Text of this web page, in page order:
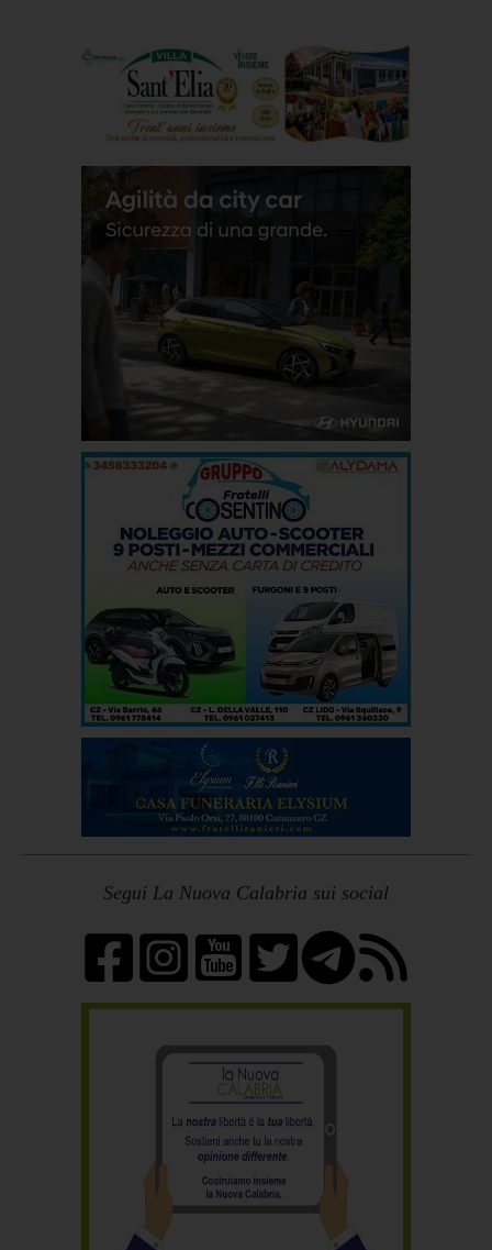
Segui La Nuova Calabria sui social